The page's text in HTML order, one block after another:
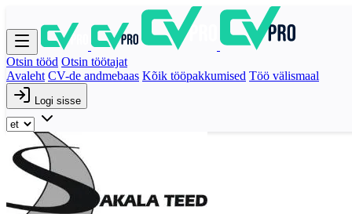
Otsin tööd Otsin töötajat
Avaleht CV-de andmebaas Kõik tööpakkumised Töö välismaal
Logi sisse